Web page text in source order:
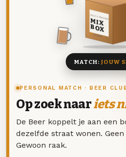
PERSONAL MATCH · BEER
Op zoek naariets
De Beer koppelt je aan een
dezelfde straat wonen.
Gewoon raak.
DEZE MAAND
MIX
BOX
8 BIEREN
MATCH:JOUW